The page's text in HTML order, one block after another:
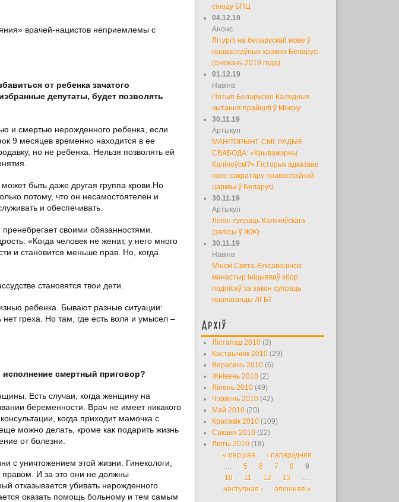
врачей-нацистов неприемлемы с
от ребенка зачатого
депутаты, будет позволять
и смертью нерожденного ребенка, если
9 месяцев временно находится в ее
но не ребенка. Нельзя позволять ей
быть даже другая группа крови.Но
потому, что он несамостоятелен и
и обеспечивать.
своими обязанностями.
«Когда человек не женат, у него много
и становится меньше прав. Но, когда
становятся твои дети.
ребенка. Бывают разные ситуации:
греха. Но там, где есть воля и умысел –
смертный приговор?
Есть случаи, когда женщину на
беременности. Врач не имеет никакого
когда приходит мамочка с
можно делать, кроме как подарить жизнь
от болезни.
с уничтожением этой жизни. Гинекологи,
И за это они не должны
отказывается убивать нерожденного
оказать помощь больному и тем самым
сіноду БПЦ
04.12.19
Анонс
Літургіі на беларускай мове ў
праваслаўных храмах Беларусі
(снежань 2019 года)
01.12.19
Навіна
Пятыя Беларускія Калядныя
чытання прайшлі ў Мінску
30.11.19
Артыкул
МАНІТОРЫНГ СМІ: РАДЫЁ
СВАБОДА: «Крыважэрны
Каліноўскі?» Гісторык адказвае
прэс-сакратару праваслаўнай
царквы ў Беларусі
30.11.19
Артыкул
Лепін супраць Каліноўскага
(запісы ў ЖЖ)
30.11.19
Навіна
Мінскі Свята-Елісавецінскі
манастыр ініцыяваў збор
подпісаў за закон супраць
прапаганды ЛГБТ
Архіў
Лістапад 2010 (3)
Кастрычнік 2010 (29)
Верасень 2010 (6)
Жнівень 2010 (2)
Ліпень 2010 (49)
Чэрвень 2010 (42)
Май 2010 (20)
Красавік 2010 (109)
Сакавік 2010 (22)
Люты 2010 (18)
Старонкі
« першая
‹ папярэдняя
…
5 6 7 8
9
10
11 12 13
…
наступная ›
апошняя »